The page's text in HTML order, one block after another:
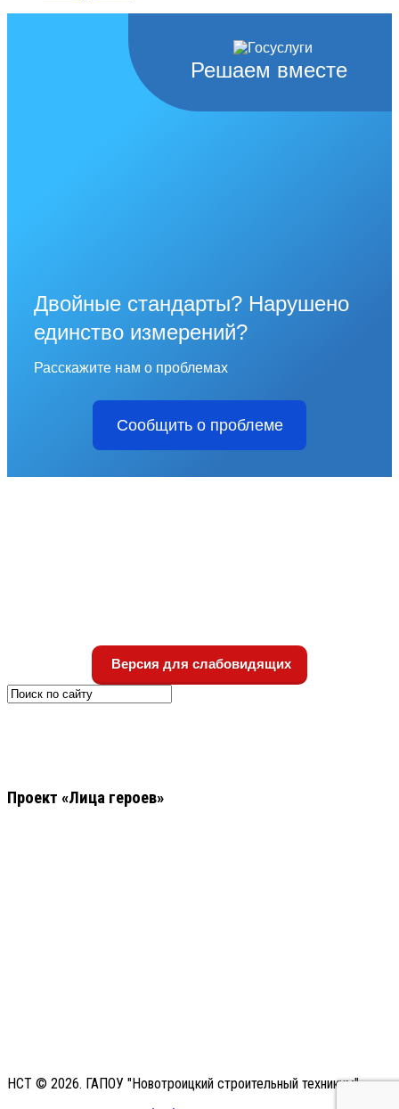
Решаем вместе
Двойные стандарты? Нарушено
единство измерений?
Расскажите нам о проблемах
Сообщить о проблеме
Версия для слабовидящих
Проект «Лица героев»
НСТ © 2026. ГАПОУ "Новотроицкий строительный техникум"